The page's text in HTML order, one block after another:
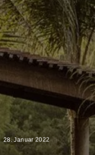
28. Januar 2022